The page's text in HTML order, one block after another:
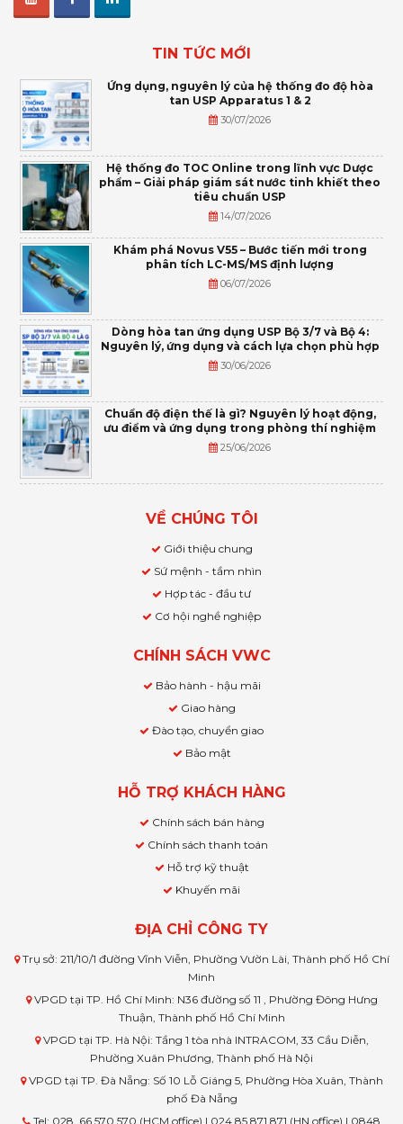
TIN TỨC MỚI
Ứng dụng, nguyên lý của hệ thống đo độ hòa
tan USP Apparatus 1 & 2
30/07/2026
Hệ thống đo TOC Online trong lĩnh vực Dược
phẩm – Giải pháp giám sát nước tinh khiết theo
tiêu chuẩn USP
14/07/2026
Khám phá Novus V55 – Bước tiến mới trong
phân tích LC-MS/MS định lượng
06/07/2026
Dòng hòa tan ứng dụng USP Bộ 3/7 và Bộ 4:
Nguyên lý, ứng dụng và cách lựa chọn phù hợp
30/06/2026
Chuẩn độ điện thế là gì? Nguyên lý hoạt động,
ưu điểm và ứng dụng trong phòng thí nghiệm
25/06/2026
VỀ CHÚNG TÔI
Giới thiệu chung
Sứ mệnh - tầm nhìn
Hợp tác - đầu tư
Cơ hội nghề nghiệp
CHÍNH SÁCH VWC
Bảo hành - hậu mãi
Giao hàng
Đào tạo, chuyển giao
Bảo mật
HỖ TRỢ KHÁCH HÀNG
Chính sách bán hàng
Chính sách thanh toán
Hỗ trợ kỹ thuật
Khuyến mãi
ĐỊA CHỈ CÔNG TY
Trụ sở: 211/10/1 đường Vĩnh Viễn, Phường Vườn Lài, Thành phố Hồ Chí
Minh
VPGD tại TP. Hồ Chí Minh: N36 đường số 11 , Phường Đông Hưng
Thuận, Thành phố Hồ Chí Minh
VPGD tại TP. Hà Nội: Tầng 1 tòa nhà INTRACOM, 33 Cầu Diễn,
Phường Xuân Phương, Thành phố Hà Nội
VPGD tại TP. Đà Nẵng: Số 10 Lỗ Giáng 5, Phường Hòa Xuân, Thành
phố Đà Nẵng
Tel: 028. 66 570 570 (HCM office) | 024.85 871 871 (HN office) | 0848